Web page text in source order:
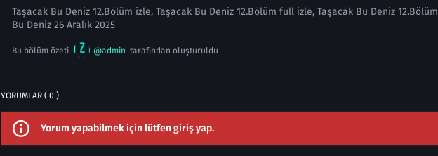
Taşacak Bu Deniz 12.Bölüm izle, Taşacak Bu Deniz 12.Bölüm full izle, Taşacak Bu Deniz
Bu Deniz 26 Aralık 2025
Bu bölüm özeti @admin tarafından oluşturuldu
YORUMLAR ( 0 )
Yorum yapabilmek için lütfen giriş yap.